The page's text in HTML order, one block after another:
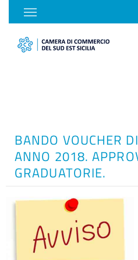
BANDO VOUCHER
ANNO 2018.
GRADUATORIE.